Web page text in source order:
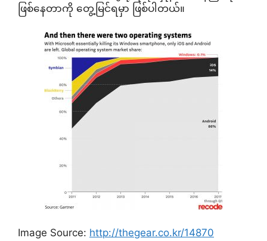
ဖြစ်နေတာကို တွေ့မြင်ရမှာ ဖြစ်ပါတယ်။
Image Source: http://thegear.co.kr/14870